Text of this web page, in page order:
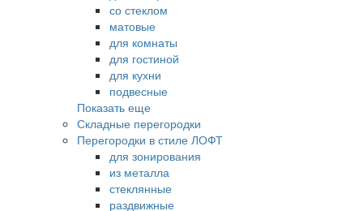
со стеклом
матовые
для комнаты
для гостиной
для кухни
подвесные
Показать еще
Складные перегородки
Перегородки в стиле ЛОФТ
для зонирования
из металла
стеклянные
раздвижные